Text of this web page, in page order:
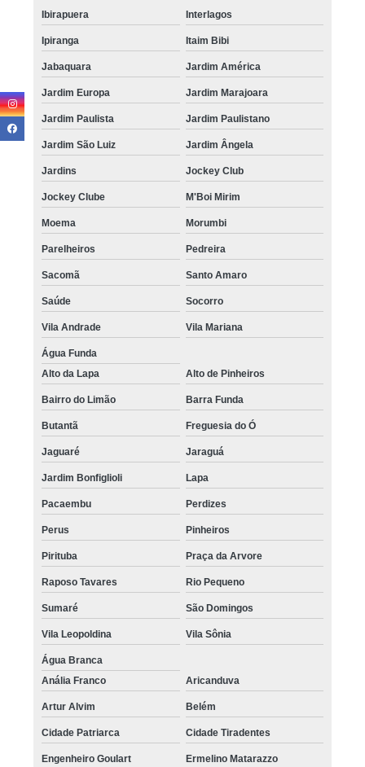
Ibirapuera Interlagos
Ipiranga Itaim Bibi
Jabaquara Jardim América
Jardim Europa Jardim Marajoara
Jardim Paulista Jardim Paulistano
Jardim São Luiz Jardim Ângela
Jardins Jockey Club
Jockey Clube M'Boi Mirim
Moema Morumbi
Parelheiros Pedreira
Sacomã Santo Amaro
Saúde Socorro
Vila Andrade Vila Mariana
Água Funda
Alto da Lapa
Alto de Pinheiros
Bairro do Limão Barra Funda
Butantã Freguesia do Ó
Jaguaré Jaraguá
Jardim Bonfiglioli Lapa
Pacaembu Perdizes
Perus Pinheiros
Pirituba Praça da Arvore
Raposo Tavares Rio Pequeno
Sumaré São Domingos
Vila Leopoldina Vila Sônia
Água Branca
Anália Franco
Aricanduva
Artur Alvim Belém
Cidade Patriarca Cidade Tiradentes
Engenheiro Goulart Ermelino Matarazzo